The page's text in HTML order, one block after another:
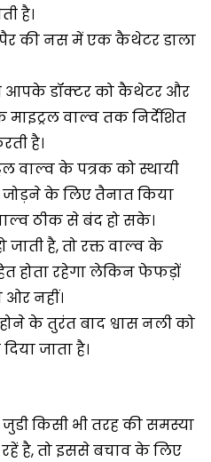
है।
की नस में एक कैथेटर डाला
आपके डॉक्टर को कैथेटर और
वाल्व तक निर्देशित
है।
वाल्व के पत्रक को स्थायी
के लिए तैनात किया
ठीक से बंद हो सके।
है, तो रक्त वाल्व के
होता रहेगा लेकिन फेफड़ों
नहीं।
होने के तुरंत बाद श्वास नली को
जाता है।
जुडी किसी भी तरह की समस्या
है, तो इससे बचाव के लिए